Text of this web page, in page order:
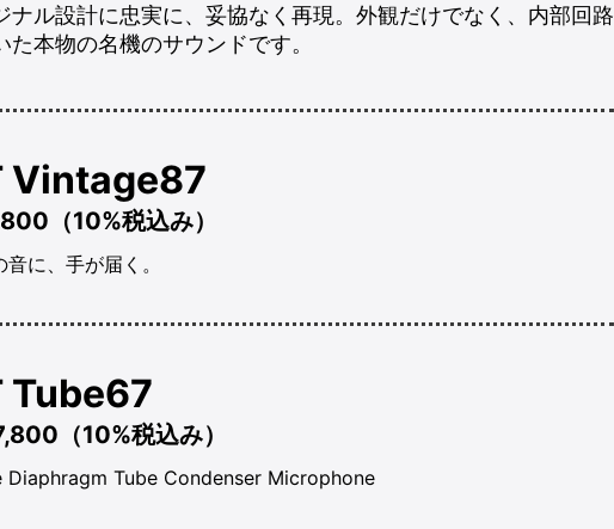
ル設計に忠実に、妥協なく再現。外観だけでなく、内部回路
本物の名機のサウンドです。
Vintage87
（10%税込み）
音に、手が届く。
Tube67
（10%税込み）
Diaphragm Tube Condenser Microphone